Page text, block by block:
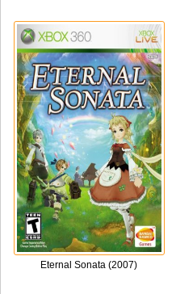
Eternal Sonata (2007)